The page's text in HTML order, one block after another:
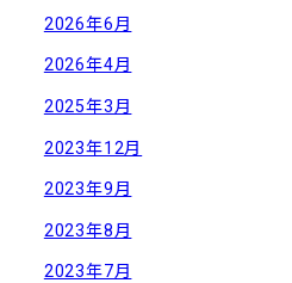
り
2026年6月
2026年4月
2025年3月
2023年12月
2023年9月
2023年8月
2023年7月